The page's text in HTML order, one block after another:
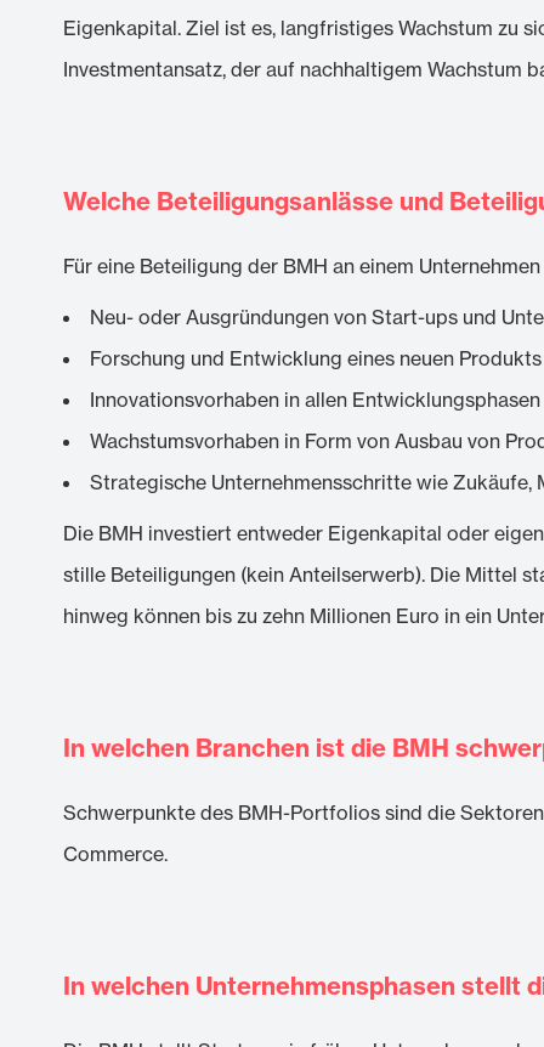
Eigenkapital. Ziel ist es, langfristiges Wachstum zu
Investmentansatz, der auf nachhaltigem Wachstum
Welche Beteiligungsanlässe und
Für eine Beteiligung der BMH an einem
Neu- oder Ausgründungen von Start-ups und
Forschung und Entwicklung eines neuen
Innovationsvorhaben in allen
Wachstumsvorhaben in Form von Ausbau von
Strategische Unternehmensschritte wie Zukäufe,
Die BMH investiert entweder Eigenkapital oder
stille Beteiligungen (kein Anteilserwerb). Die Mittel
hinweg können bis zu zehn Millionen Euro in ein
In welchen Branchen ist die BMH
Schwerpunkte des BMH-Portfolios sind die
Commerce.
In welchen Unternehmensphasen stellt